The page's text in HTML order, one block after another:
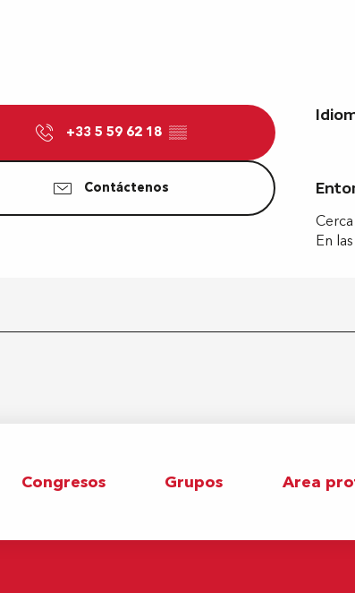
+33 5 59 62 18 ▒▒
Contáctenos
En
Congresos Grupos Area